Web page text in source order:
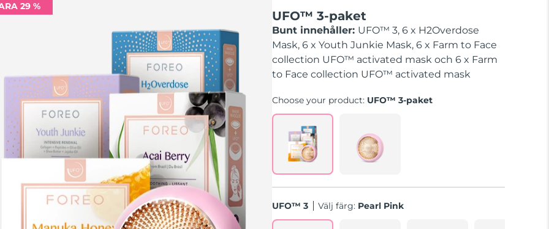
29 %
UFO™ 3-paket
Bunt innehåller: UFO™ 3, 6 x H2Overdose
Mask, 6 x Youth Junkie Mask, 6 x Farm to Face
collection UFO™ activated mask och 6 x Farm
to Face collection UFO™ activated mask
Choose your product: UFO™ 3-paket
UFO™ 3 Välj färg: Pearl Pink